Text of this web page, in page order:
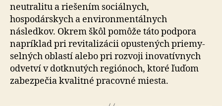
neutralitu a riešením sociálnych,
hospodárskych a en­vi­ron­mentálnych
následkov. Okrem škôl pomôže táto podpora
napríklad pri revitalizácii opustených prie­my­
sel­ných oblastí alebo pri rozvoji inovatívnych
odvetví v dot­knu­tých regiónoch, ktoré ľuďom
zabezpečia kvalitné pracovné miesta.